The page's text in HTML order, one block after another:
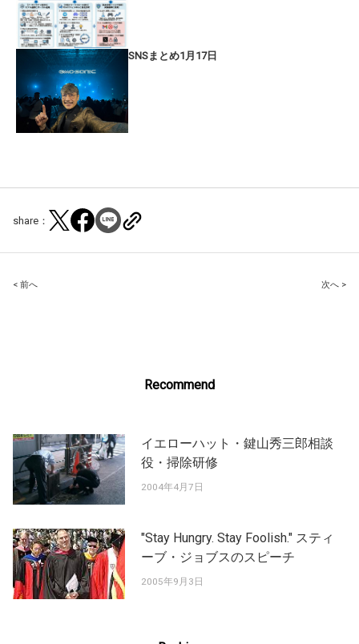
SNSまとめ1月17日
share：
Post
< 前へ 次へ >
Recommend
イエローハット・鍵山秀三郎相談
役・掃除研修
2004年4月7日
"Stay Hungry. Stay Foolish." スティ
ーブ・ジョブスのスピーチ
2005年9月3日